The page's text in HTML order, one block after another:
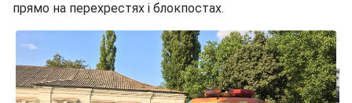
прямо на перехрестях і блокпостах.